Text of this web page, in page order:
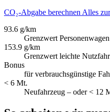
CO₂-Abgabe berechnen Alles
93.6 g/km
Grenzwert
153.9 g/km
Grenzwert leichte
Bonus
für verbrauchsgünstige
< 6 Mt.
Neufahrzeug – oder < 12